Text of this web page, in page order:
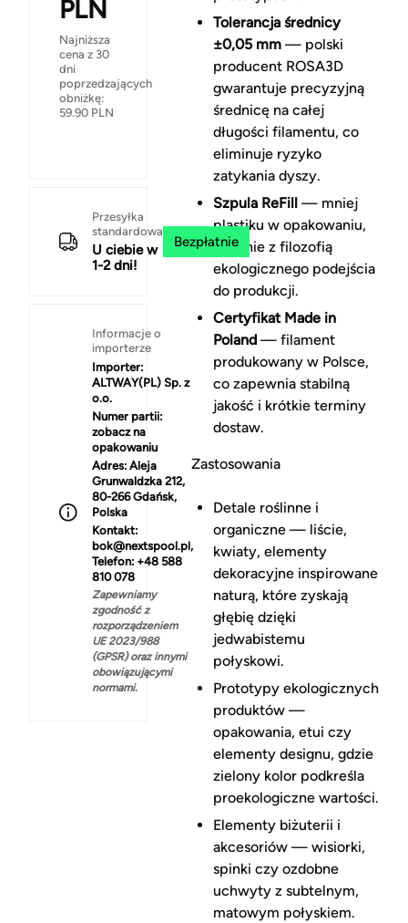
PLN
Najniższa
cena z 30
dni
poprzedzających
obniżkę:
59.90 PLN
Przesyłka
standardowa
U ciebie w
1-2 dni!
Bezpłatnie
Informacje o
importerze
Importer:
ALTWAY(PL) Sp. z
o.o.
Numer partii:
zobacz na
opakowaniu
Adres: Aleja
Grunwaldzka 212,
80-266 Gdańsk,
Polska
Kontakt:
bok@nextspool.pl,
Telefon: +48 588
810 078
Zapewniamy
zgodność z
rozporządzeniem
UE 2023/988
(GPSR) oraz innymi
obowiązującymi
normami.
Tolerancja średnicy
±0,05 mm— polski
producent ROSA3D
gwarantuje precyzyjną
średnicę na całej
długości filamentu, co
eliminuje ryzyko
zatykania dyszy.
Szpula ReFill— mniej
plastiku w opakowaniu,
zgodnie z filozofią
ekologicznego podejścia
do produkcji.
Certyfikat Made in
Poland— filament
produkowany w Polsce,
co zapewnia stabilną
jakość i krótkie terminy
dostaw.
Zastosowania
Detale roślinne i
organiczne — liście,
kwiaty, elementy
dekoracyjne inspirowane
naturą, które zyskają
głębię dzięki
jedwabistemu
połyskowi.
Prototypy ekologicznych
produktów —
opakowania, etui czy
elementy designu, gdzie
zielony kolor podkreśla
proekologiczne wartości.
Elementy biżuterii i
akcesoriów — wisiorki,
spinki czy ozdobne
uchwyty z subtelnym,
matowym połyskiem.